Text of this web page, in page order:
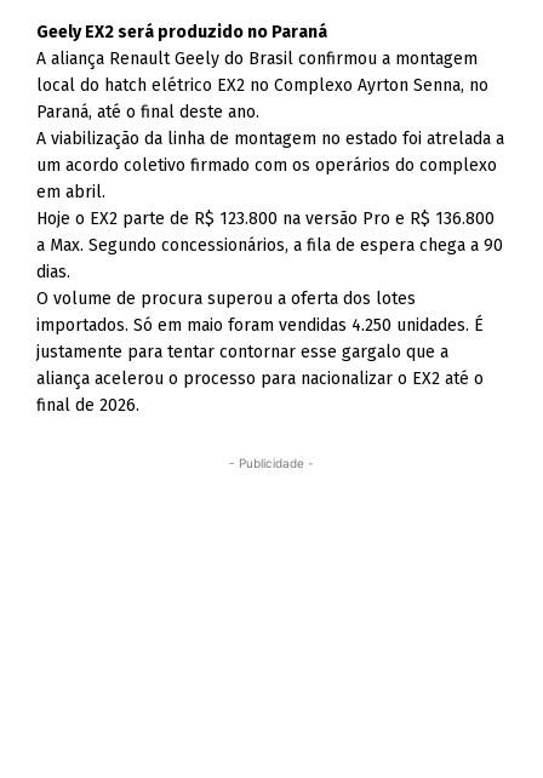
Geely EX2 será produzido no Paraná
A aliança Renault Geely do Brasil confirmou a montagem
local do hatch elétrico EX2 no Complexo Ayrton Senna, no
Paraná, até o final deste ano.
A viabilização da linha de montagem no estado foi atrelada a
um acordo coletivo firmado com os operários do complexo
em abril.
Hoje o EX2 parte de R$ 123.800 na versão Pro e R$ 136.800
a Max. Segundo concessionários, a fila de espera chega a 90
dias.
O volume de procura superou a oferta dos lotes
importados. Só em maio foram vendidas 4.250 unidades. É
justamente para tentar contornar esse gargalo que a
aliança acelerou o processo para nacionalizar o EX2 até o
final de 2026.
- Publicidade -